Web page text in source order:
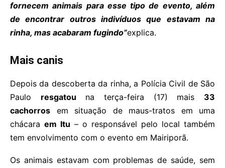
fornecem animais para esse tipo de evento, além
de encontrar outros indivíduos que estavam na
rinha, mas acabaram fugindo”explica.
Mais canis
Depois da descoberta da rinha, a Polícia Civil de São
Paulo resgatou na terça-feira (17) mais 33
cachorros em situação de maus-tratos em uma
chácara em Itu – o responsável pelo local também
tem envolvimento com o evento em Mairiporã.
Os animais estavam com problemas de saúde, sem